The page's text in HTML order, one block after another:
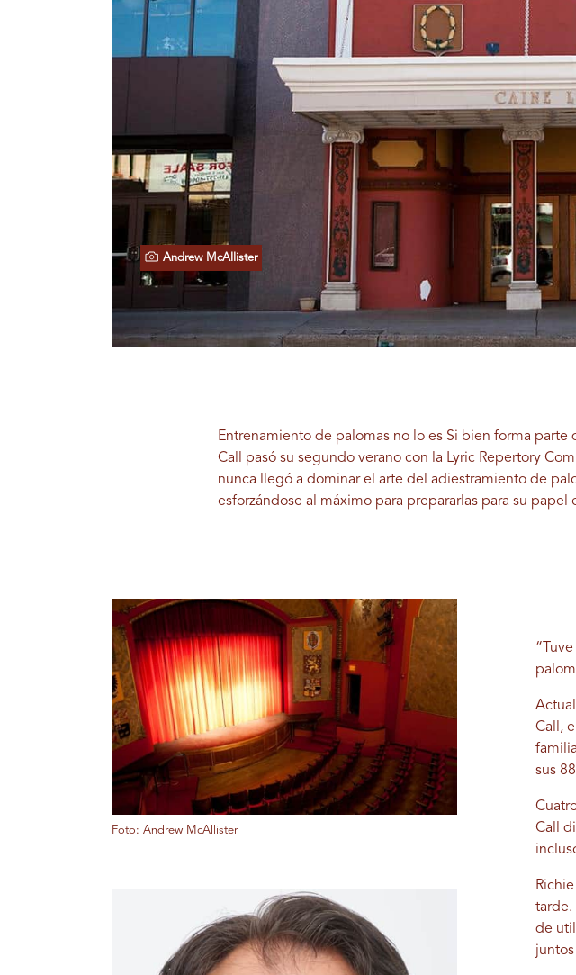
Andrew McAllister
Entrenamiento de palomas no lo esSi bien forma parte
Call pasó su segundo verano con la Lyric Repertory
nunca llegó a dominar el arte del adiestramiento de
esforzándose al máximo para prepararlas para su
Foto: Andrew McAllister
Call,
sus
Call
tarde.
de